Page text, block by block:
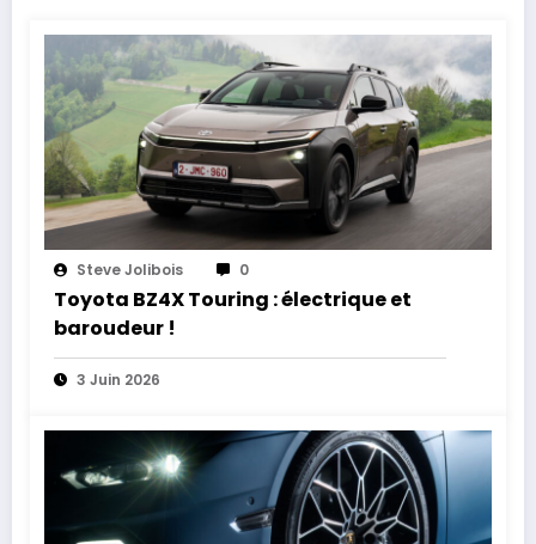
Steve Jolibois 0
Toyota BZ4X Touring : électrique et
baroudeur !
3 Juin 2026